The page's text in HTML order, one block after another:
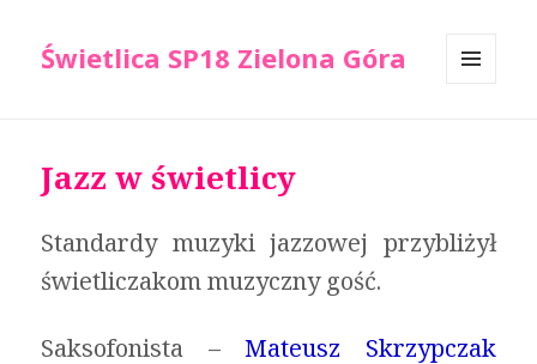
Świetlica SP18 Zielona Góra
Jazz w świetlicy
Standardy muzyki jazzowej przybliżył
świetliczakom muzyczny gość.
Saksofonista – Mateusz Skrzypczak